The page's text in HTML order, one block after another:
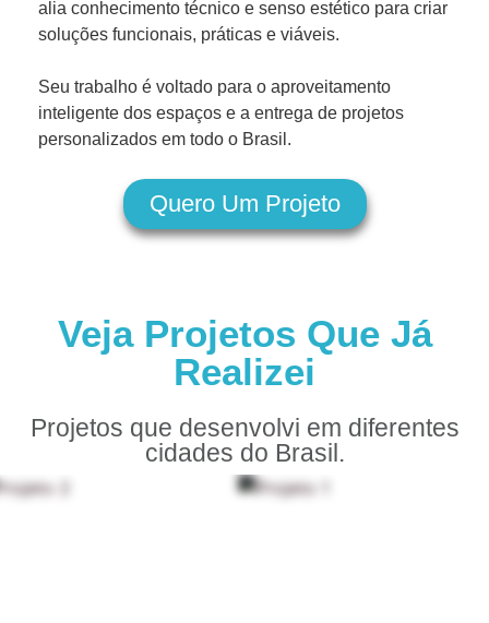
alia conhecimento técnico e senso estético para criar
soluções funcionais, práticas e viáveis.
Seu trabalho é voltado para o aproveitamento
inteligente dos espaços e a entrega de projetos
personalizados em todo o Brasil.
Quero Um Projeto
Veja Projetos Que Já
Realizei
Projetos que desenvolvi em diferentes
cidades do Brasil.